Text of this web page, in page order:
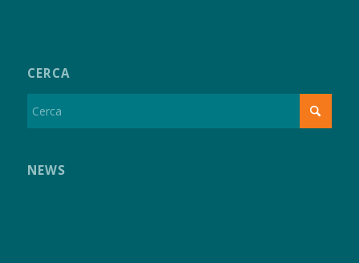
CERCA
NEWS